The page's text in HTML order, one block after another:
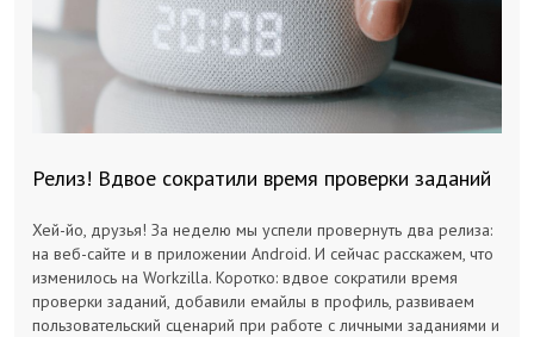
Релиз! Вдвое сократили время проверки заданий
Хей-йо, друзья! За неделю мы успели провернуть два релиза:
на веб-сайте и в приложении Android. И сейчас расскажем, что
изменилось на Workzilla. Коротко: вдвое сократили время
проверки заданий, добавили емайлы в профиль, развиваем
пользовательский сценарий при работе с личными заданиями и